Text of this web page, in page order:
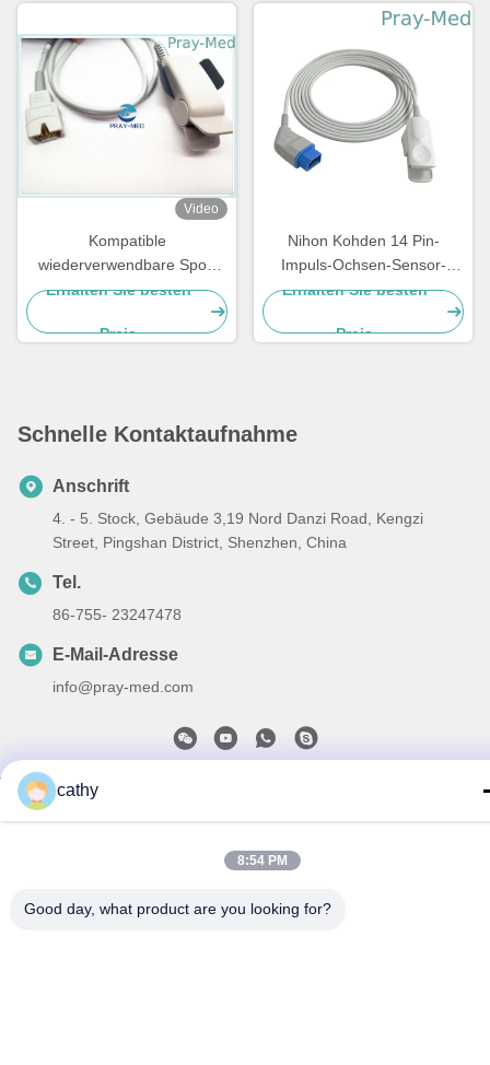
Video
Kompatible
wiederverwendbare Spo2
Sensoren Mäk 7 Pin Pulse
Erhalten Sie besten
Preis
Nihon Kohden 14 Pin-
Impuls-Ochsen-Sensor-
wiederverwendbare Art
Durchmesser ab
Erhalten Sie besten
Preis
Schnelle Kontaktaufnahme
Anschrift
4. - 5. Stock, Gebäude 3,19 Nord Danzi Road, Kengzi
Street, Pingshan District, Shenzhen, China
Tel.
86-755- 23247478
E-Mail-Adresse
info@pray-med.com
Datenschutzrichtlinie
Sensor Spo2 Lieferant. Urheberrecht © 2017-2026 Shenzhen
Pray-med Technology Co.,Ltd . Alle Rechte vorbehalten.
cathy
8:54 PM
Good day, what product are you looking for?